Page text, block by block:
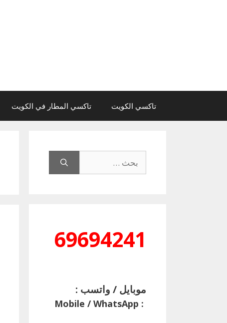
تاكسي الكويت تاكسي المطار في الكويت
عن:
69694241
موبايل / واتسب :
:
Mobile / WhatsApp